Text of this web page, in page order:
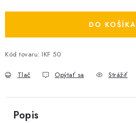
DO KOŠÍKA
Kód tovaru: IKF 50
Tlač Opýtať sa Strážiť
Popis